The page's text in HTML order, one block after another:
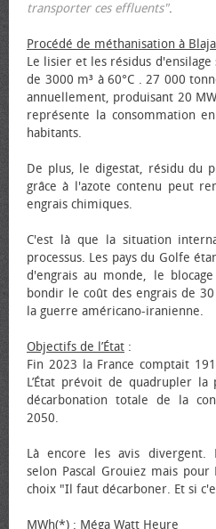
transporter ces effluents".
Procédé de méthanisation à
Le lisier et les résidus d'ensilage
de 3000 m³ à 60°C . 27 000
annuellement, produisant 20
représente la consommation
habitants.
De plus, le digestat, résidu du
grâce à l'azote contenu peut
engrais chimiques.
C'est là que la situation
processus. Les pays du Golfe
d'engrais au monde, le
bondir le coût des engrais de
la guerre américano-iranienne.
Objectifs de l’État :
Fin 2023 la France comptait
L’État prévoit de quadrupler
décarbonation totale de la
2050.
Là encore les avis divergent.
selon Pascal Grouiez mais
choix "Il faut décarboner. Et si
MWh(*) : Méga Watt Heure